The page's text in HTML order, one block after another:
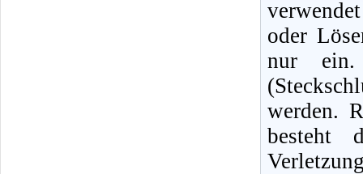
oder
nur ein.
werden.
besteht